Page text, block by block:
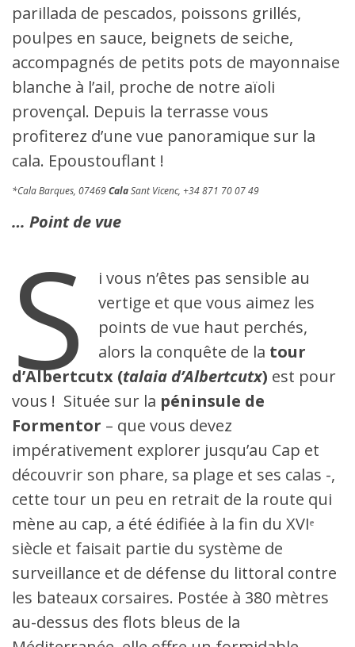
parillada de pescados, poissons grillés,
poulpes en sauce, beignets de seiche,
accompagnés de petits pots de mayonnaise
blanche à l’ail, proche de notre aïoli
provençal. Depuis la terrasse vous
profiterez d’une vue panoramique sur la
cala. Epoustouflant !
*Cala Barques, 07469CalaSant Vicenc, +34 871 70 07 49
… Point de vue
S
i vous n’êtes pas sensible au
vertige et que vous aimez les
points de vue haut perchés,
alors la conquête de la tour
d’Albertcutx (talaia d’Albertcutx) est pour
vous ! Située sur la péninsule de
Formentor – que vous devez
impérativement explorer jusqu’au Cap et
découvrir son phare, sa plage et ses calas -,
cette tour un peu en retrait de la route qui
mène au cap, a été édifiée à la fin du XVIᵉ
siècle et faisait partie du système de
surveillance et de défense du littoral contre
les bateaux corsaires. Postée à 380 mètres
au-dessus des flots bleus de la